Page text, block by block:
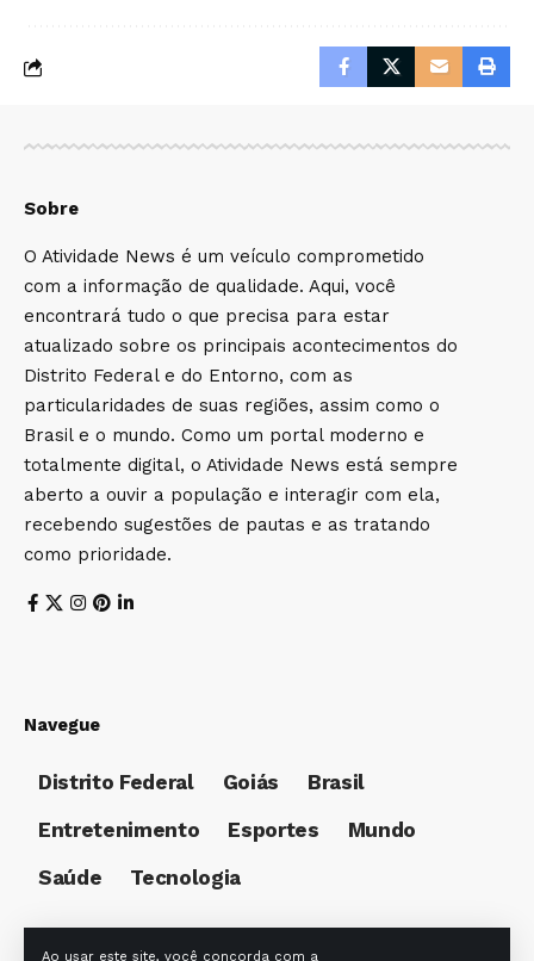
Ao usar este site, você concorda com a
Sobre
O Atividade News é um veículo comprometido
com a informação de qualidade. Aqui, você
encontrará tudo o que precisa para estar
atualizado sobre os principais acontecimentos do
Distrito Federal e do Entorno, com as
particularidades de suas regiões, assim como o
Brasil e o mundo. Como um portal moderno e
totalmente digital, o Atividade News está sempre
aberto a ouvir a população e interagir com ela,
recebendo sugestões de pautas e as tratando
como prioridade.
Navegue
Distrito Federal Goiás
Brasil
Entretenimento
Esportes
Mundo
Saúde
Tecnologia